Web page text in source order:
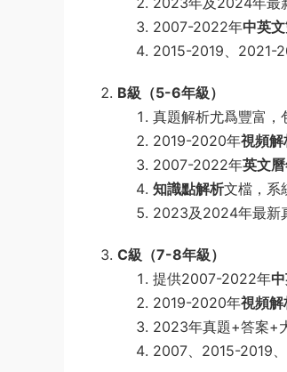
2007-2022年中英
2015-2019、2021-
B級（5-6年級）
真題解析尤爲豐富
2019-2020年視頻解
2007-2022年英文
知識點解析文檔，系
2023及2024年最新
C級（7-8年級）
提供2007-2022年
2019-2020年視頻解
2023年真題+答案+
2007、2015-2019